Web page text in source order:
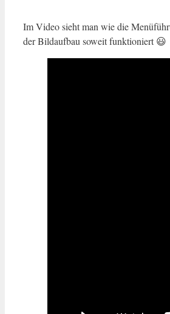
Im Video sieht man wie die
der Bildaufbau soweit funktioniert 😃